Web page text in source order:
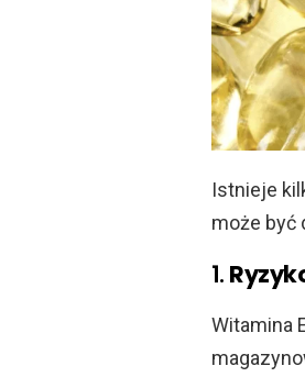
Istnieje
może być
1.
Witamina